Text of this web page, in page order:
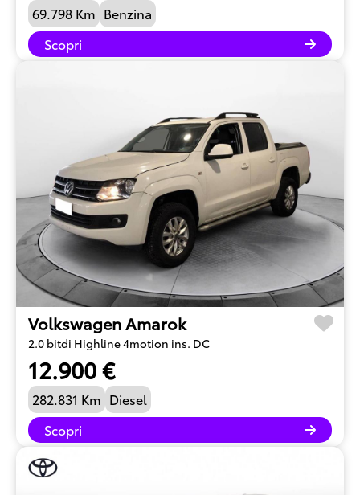
69.798 Km Benzina
Scopri
Volkswagen Amarok
2.0 bitdi Highline 4motion ins. DC
12.900 €
282.831 Km Diesel
Scopri